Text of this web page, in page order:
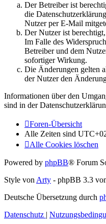
Der Betreiber ist
die
Nutzer per E-Mail
Der Nutzer ist
Im Falle des
Betreiber und dem
sofortiger Wirkung.
Die Änderungen gelten
der Nutzer den
Informationen über den
sind in der
Foren-Übersicht
Alle Zeiten sind
Alle Cookies löschen
Powered by phpBB® Forum
Style von Arty - phpBB 3.3
Deutsche Übersetzung durch
Datenschutz |